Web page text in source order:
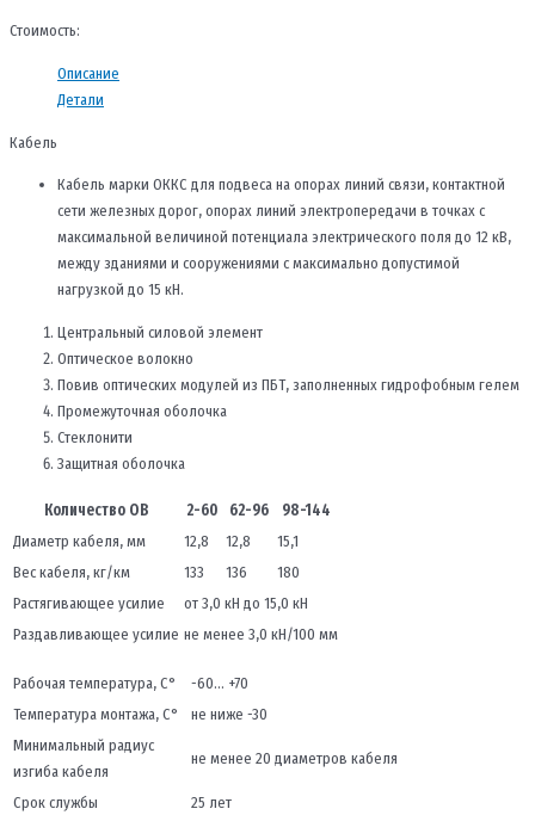
Стоимость:
Описание
Детали
Кабель
Кабель марки ОККС для подвеса на опорах линий связи, контактной
сети железных дорог, опорах линий электропередачи в точках с
максимальной величиной потенциала электрического поля до 12 кВ,
между зданиями и сооружениями с максимально допустимой
нагрузкой до 15 кН.
Центральный силовой элемент
Оптическое волокно
Повив оптических модулей из ПБТ, заполненных гидрофобным гелем
Промежуточная оболочка
Стеклонити
Защитная оболочка
Количество ОВ 2-60 62-96
98-144
Диаметр кабеля, мм
12,8 12,8
15,1
Вес кабеля, кг/км
133 136
180
Растягивающее усилие
от 3,0 кН до 15,0 кН
Раздавливающее усилие не менее 3,0 кН/100 мм
Рабочая температура, С°
-60… +70
Температура монтажа, С°
не ниже -30
Минимальный радиус
изгиба кабеля
не менее 20 диаметров кабеля
Срок службы
25 лет